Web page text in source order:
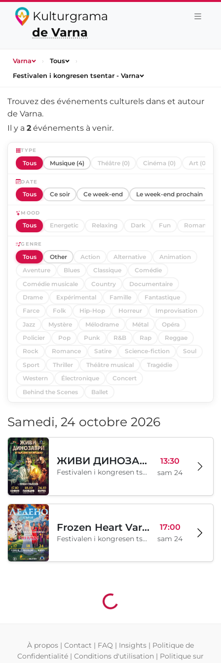
Kulturgrama
de Varna
Varna › Tous
›
Festivalen i kongresen tsentar - Varna
Trouvez des événements culturels dans et autour
de Varna.
Il y a 2 événements à venir.
TYPE
Tous Musique (4) Théâtre (0) Cinéma (0) Art (0)
DATE
Tous Ce soir Ce week-end Le week-end prochain
MOOD
Tous Energetic Relaxing Dark Fun Romantic
GENRE
Tous Other Action Alternative
Animation
Aventure
Blues Classique
Comédie
Comédie musicale
Country
Documentaire
Drame
Expérimental Famille
Fantastique
Farce
Folk Hip-Hop Horreur
Improvisation
Jazz
Mystère Mélodrame Métal
Opéra
Policier
Pop Punk R&B Rap
Reggae
Rock
Romance Satire Science-fiction
Soul
Sport
Thriller Théâtre musical
Tragédie
Western
Électronique
Concert
Behind the Scenes
Ballet
Samedi, 24 octobre 2026
ЖИВИ ДИНОЗАВРИ - В търсене на яйцето - Варна
Festivalen i kongresen tsentar - Varna, Varna, BG
13:30
sam 24
Frozen Heart Varna
Festivalen i kongresen tsentar - Varna, Varna, BG
17:00
sam 24
Chargement...
À propos | Contact | FAQ | Insights | Politique de
Confidentialité | Conditions d'utilisation | Politique sur